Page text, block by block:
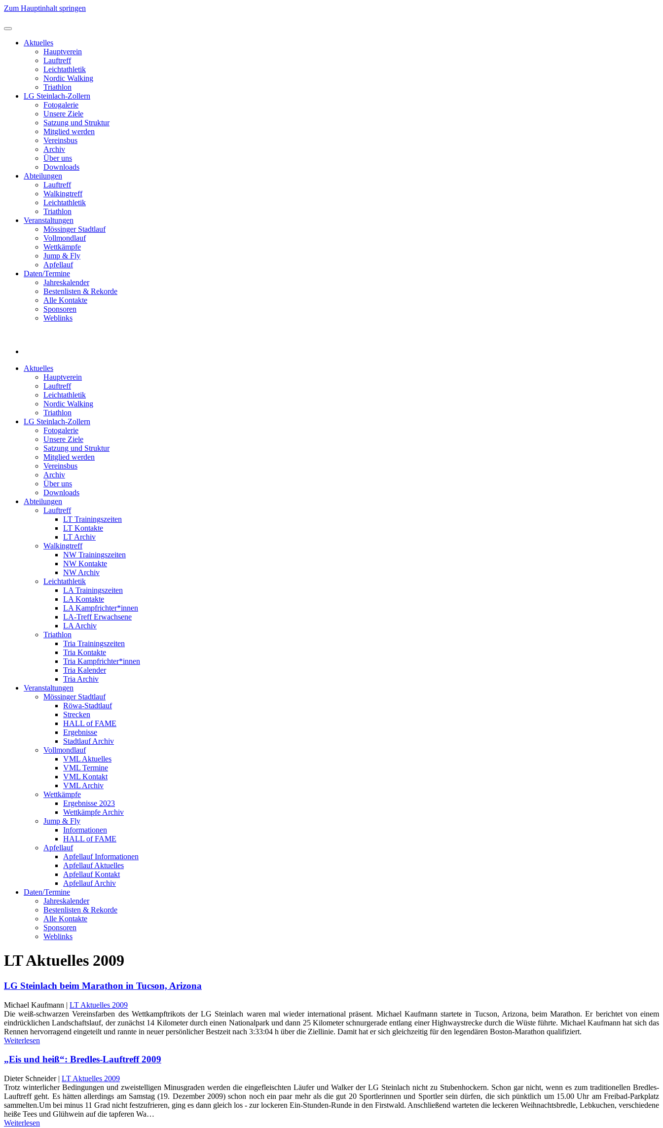
Zum Hauptinhalt springen
Aktuelles
Hauptverein
Lauftreff
Leichtathletik
Nordic Walking
Triathlon
LG Steinlach-Zollern
Fotogalerie
Unsere Ziele
Satzung und Struktur
Mitglied werden
Vereinsbus
Archiv
Über uns
Downloads
Abteilungen
Lauftreff
Walkingtreff
Leichtathletik
Triathlon
Veranstaltungen
Mössinger Stadtlauf
Vollmondlauf
Wettkämpfe
Jump & Fly
Apfellauf
Daten/Termine
Jahreskalender
Bestenlisten & Rekorde
Alle Kontakte
Sponsoren
Weblinks
Aktuelles
Hauptverein
Lauftreff
Leichtathletik
Nordic Walking
Triathlon
LG Steinlach-Zollern
Fotogalerie
Unsere Ziele
Satzung und Struktur
Mitglied werden
Vereinsbus
Archiv
Über uns
Downloads
Abteilungen
Lauftreff
LT Trainingszeiten
LT Kontakte
LT Archiv
Walkingtreff
NW Trainingszeiten
NW Kontakte
NW Archiv
Leichtathletik
LA Trainingszeiten
LA Kontakte
LA Kampfrichter*innen
LA-Treff Erwachsene
LA Archiv
Triathlon
Tria Trainingszeiten
Tria Kontakte
Tria Kampfrichter*innen
Tria Kalender
Tria Archiv
Veranstaltungen
Mössinger Stadtlauf
Röwa-Stadtlauf
Strecken
HALL of FAME
Ergebnisse
Stadtlauf Archiv
Vollmondlauf
VML Aktuelles
VML Termine
VML Kontakt
VML Archiv
Wettkämpfe
Ergebnisse 2023
Wettkämpfe Archiv
Jump & Fly
Informationen
HALL of FAME
Apfellauf
Apfellauf Informationen
Apfellauf Aktuelles
Apfellauf Kontakt
Apfellauf Archiv
Daten/Termine
Jahreskalender
Bestenlisten & Rekorde
Alle Kontakte
Sponsoren
Weblinks
LT Aktuelles 2009
LG Steinlach beim Marathon in Tucson, Arizona
Michael Kaufmann | LT Aktuelles 2009
Die weiß-schwarzen Vereinsfarben des Wettkampftrikots der LG Steinlach waren mal wieder international präsent. Michael Kaufmann startete in Tucson, Arizona, beim Marathon. Er berichtet von einem
eindrücklichen Landschaftslauf, der zunächst 14 Kilometer durch einen Nationalpark und dann 25 Kilometer schnurgerade entlang einer Highwaystrecke durch die Wüste führte. Michael Kaufmann hat sich das
Rennen hervorragend eingeteilt und rannte in neuer persönlicher Bestzeit nach 3:33:04 h über die Ziellinie. Damit hat er sich gleichzeitig für den legendären Boston-Marathon qualifiziert.
Weiterlesen
„Eis und heiß“: Bredles-Lauftreff 2009
Dieter Schneider | LT Aktuelles 2009
Trotz winterlicher Bedingungen und zweistelligen Minusgraden werden die eingefleischten Läufer und Walker der LG Steinlach nicht zu Stubenhockern. Schon gar nicht, wenn es zum traditionellen Bredles-
Lauftreff geht. Es hätten allerdings am Samstag (19. Dezember 2009) schon noch ein paar mehr als die gut 20 Sportlerinnen und Sportler sein dürfen, die sich pünktlich um 15.00 Uhr am Freibad-Parkplatz
sammelten.Um bei minus 11 Grad nicht festzufrieren, ging es dann gleich los - zur lockeren Ein-Stunden-Runde in den Firstwald. Anschließend warteten die leckeren Weihnachtsbredle, Lebkuchen, verschiedene
heiße Tees und Glühwein auf die tapferen Wa…
Weiterlesen